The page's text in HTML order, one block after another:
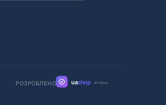
РОЗРОБЛЕНО uashop STUDIO